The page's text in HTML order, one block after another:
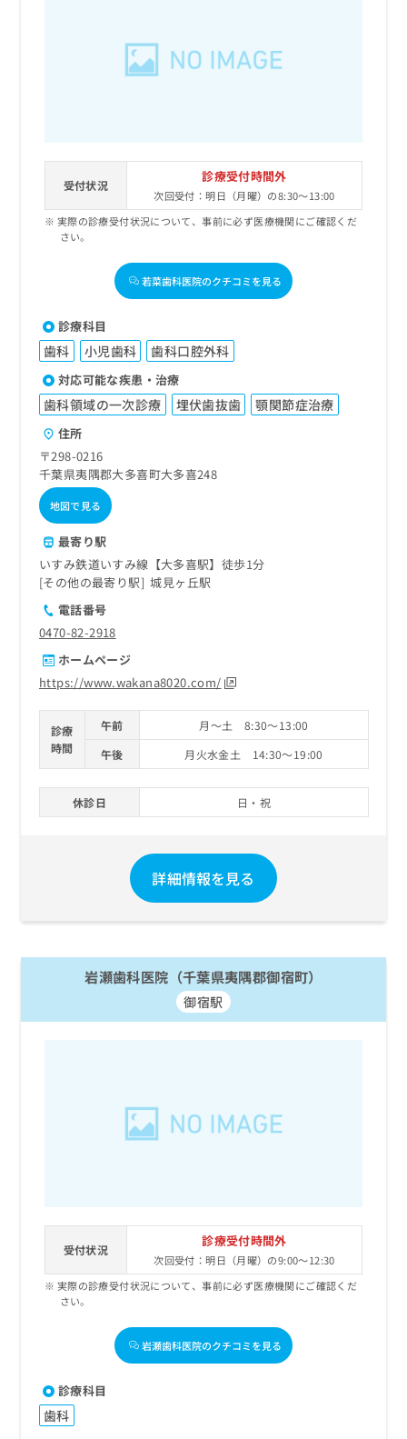
受付状況
診療受付時間外
次回受付：明日（月曜）の8:30～13:00
実際の診療受付状況について、事前に必ず医療機関にご確認くだ
さい。
若菜歯科医院のクチコミを見る
診療科目
歯科 小児歯科 歯科口腔外科
対応可能な疾患・治療
歯科領域の一次診療 埋伏歯抜歯 顎関節症治療
住所
〒298-0216
千葉県夷隅郡大多喜町大多喜248
地図で見る
最寄り駅
いすみ鉄道いすみ線【大多喜駅】徒歩1分
その他の最寄り駅
城見ヶ丘駅
電話番号
0470-82-2918
ホームページ
https://www.wakana8020.com/
診療
時間
午前
月～土 8:30～13:00
午後
月火水金土 14:30～19:00
休診日 日・祝
詳細情報を見る
岩瀬歯科医院（千葉県夷隅郡御宿町）
御宿駅
受付状況
診療受付時間外
次回受付：明日（月曜）の9:00～12:30
実際の診療受付状況について、事前に必ず医療機関にご確認くだ
さい。
岩瀬歯科医院のクチコミを見る
診療科目
歯科